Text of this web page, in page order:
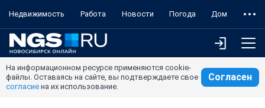
Недвижимость Работа Новости Погода Дом
На информационном ресурсе применяются cookie-
файлы. Оставаясь на сайте, вы подтверждаете свое
согласие на их использование.
Согласен